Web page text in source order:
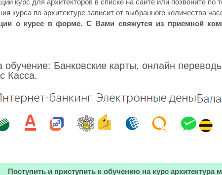
курса по архитектуре зависит от выбранного количества
о курсе в форме. С Вами свяжутся из приемной
Банковские карты, онлайн
Касса.
Поступить и приступить к обучению на курс